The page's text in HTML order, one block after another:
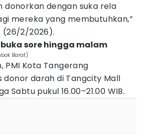
donorkan dengan suka rela
mereka yang membutuhkan,”
(26/2/2026).
sore hingga malam
Barat)
PMI Kota Tangerang
donor darah di Tangcity Mall
Sabtu pukul 16.00–21.00 WIB.